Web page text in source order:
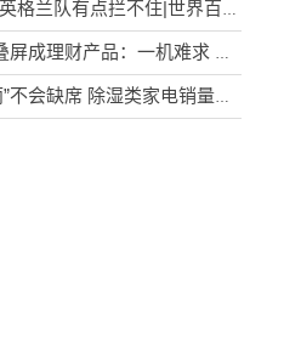
欧预赛｜7比0！英格兰队有点拦不住|世界百事通
华为Mate X3折叠屏成理财产品：一机难求 很多人想买
预计端午假期“雨”不会缺席 除湿类家电销量上升 天天快看